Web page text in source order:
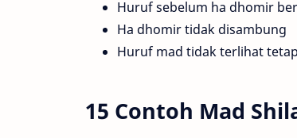
Huruf sebelum ha dhomir
Ha dhomir tidak disambung
Huruf mad tidak terlihat
15 Contoh Mad